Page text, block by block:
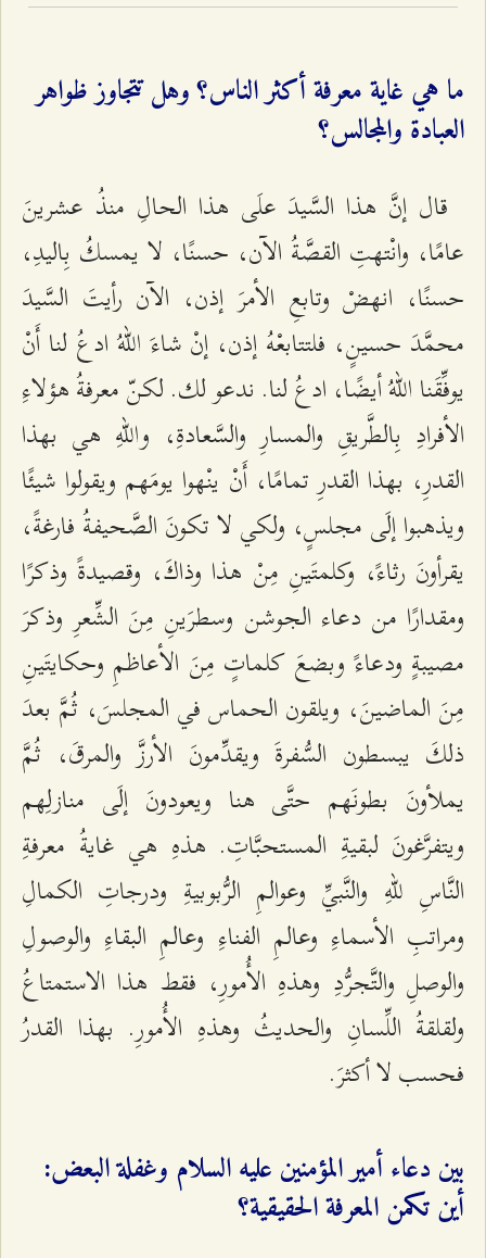
ما هي غاية معرفة أكثر الناس؟ وهل تتجاوز ظواهر
العبادة والمجالس؟
قال إنَّ هذا السَّيدَ علَى هذا الحالِ منذُ عشرينَ
عامًا، وانْتهتِ القصَّةُ الآن، حسنًا، لا يمسكُ بِاليدِ،
حسنًا، انهضْ وتابعِ الأمرَ إذن، الآن رأيتَ السَّيدَ
محمَّدَ حسينٍ، فلتتابعْهُ إذن، إنْ شاءَ اللّهُ ادعُ لنا أَنْ
يوفِّقَنا اللّهُ أيضًا، ادعُ لنا. ندعو لك. لكنّ معرفةُ هؤلاءِ
الأفرادِ بِالطَّريقِ والمسارِ والسَّعادةِ، واللّهِ هي بهذا
القدرِ، بهذا القدرِ تمامًا، أَنْ ينْهوا يومَهم ويقولوا شيئًا
ويذهبوا إلَى مجلسٍ، ولكي لا تكونَ الصَّحيفةُ فارغةً،
يقرأونَ رثاءً، وكلمتَينِ مِنْ هذا وذاكَ، وقصيدةً وذكرًا
ومقدارًا من دعاء الجوشن وسطرَينِ مِنَ الشِّعرِ وذكرَ
مصيبةٍ ودعاءً وبضعَ كلماتٍ مِنَ الأعاظمِ وحكايتَينِ
مِنَ الماضينَ، ويلقون الحماس في المجلسَ، ثُمَّ بعدَ
ذلكَ يبسطون السُّفرةَ ويقدِّمونَ الأرزَّ والمرقَ، ثُمَّ
يملأونَ بطونَهم حتَّى هنا ويعودونَ إلَى منازلِهم
ويتفرَّغونَ لبقيةِ المستحبَّاتِ. هذهِ هي غايةُ معرفةِ
النَّاسِ للّهِ والنَّبيِّ وعوالمِ الرُّبوبيةِ ودرجاتِ الكمالِ
ومراتبِ الأسماءِ وعالمِ الفناءِ وعالمِ البقاءِ والوصولِ
والوصلِ والتَّجرُّدِ وهذهِ الأُمورِ، فقط هذا الاستمتاعُ
ولقلقةُ اللِّسانِ والحديثُ وهذهِ الأُمورِ. بهذا القدرُ
فحسب لا أكثرَ.
بين دعاء أمير المؤمنين عليه السلام وغفلة البعض:
أين تكمن المعرفة الحقيقية؟